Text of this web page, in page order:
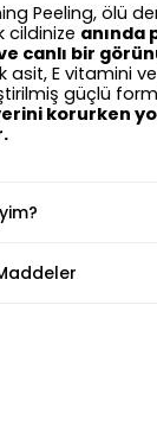
Peeling, ölü
cildinize anında
canlı bir
asit, E vitamini
güçlü
korurken